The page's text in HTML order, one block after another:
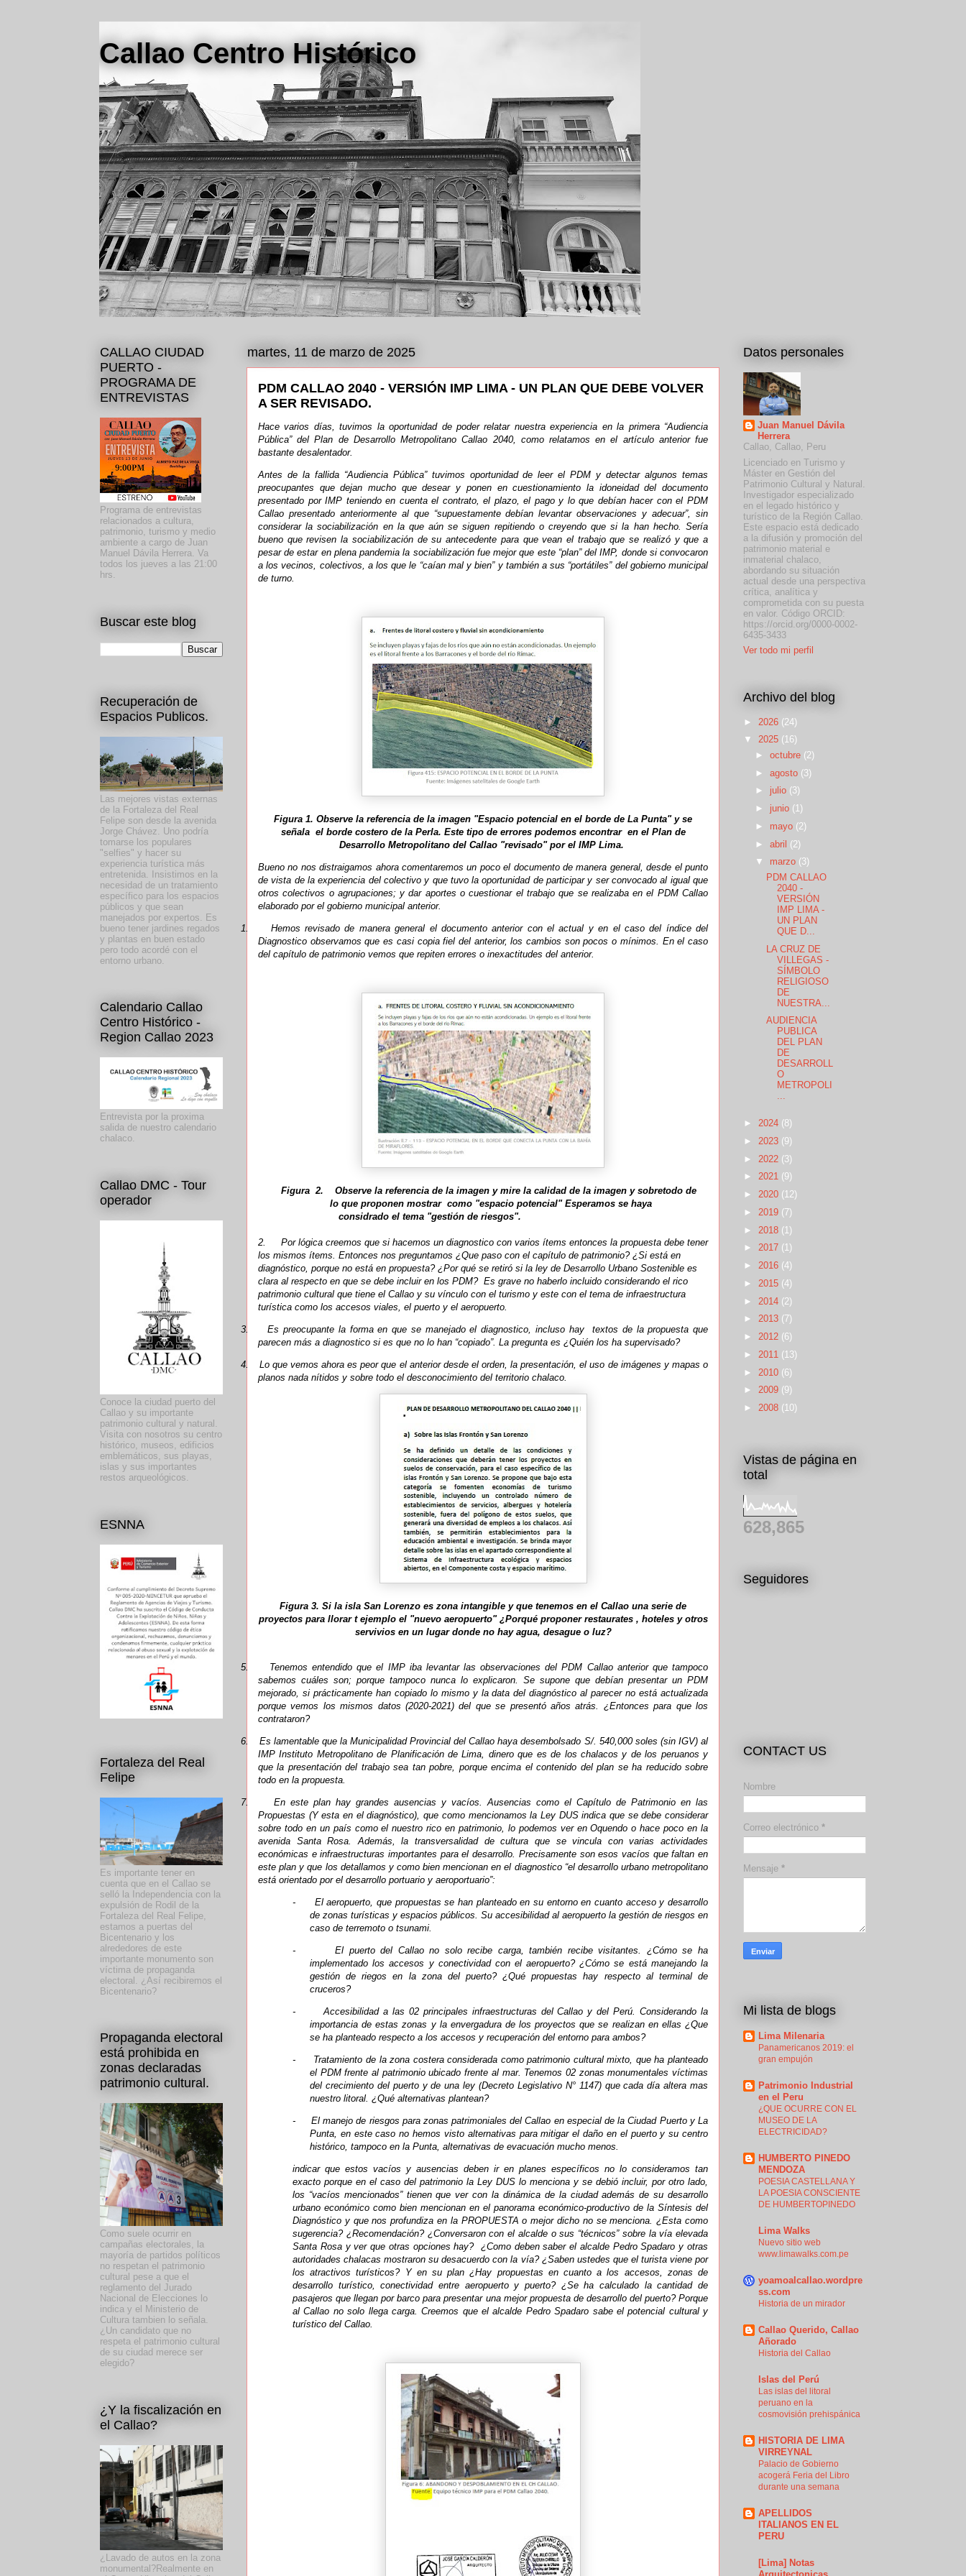
Callao Centro Histórico
martes, 11 de marzo de 2025
PDM CALLAO 2040 - VERSIÓN IMP LIMA - UN PLAN QUE DEBE VOLVER
A SER REVISADO.
Hace varios días, tuvimos la oportunidad de poder relatar nuestra experiencia en la primera “Audiencia
Pública” del Plan de Desarrollo Metropolitano Callao 2040, como relatamos en el artículo anterior fue
bastante desalentador.
Antes de la fallida “Audiencia Pública” tuvimos oportunidad de leer el PDM y detectar algunos temas
preocupantes que dejan mucho que desear y ponen en cuestionamiento la idoneidad del documento
presentado por IMP teniendo en cuenta el contrato, el plazo, el pago y lo que debían hacer con el PDM
Callao presentado anteriormente al que “supuestamente debían levantar observaciones y adecuar”, sin
considerar la sociabilización en la que aún se siguen repitiendo o creyendo que si la han hecho. Sería
bueno que revisen la sociabilización de su antecedente para que vean el trabajo que se realizó y que a
pesar de estar en plena pandemia la sociabilización fue mejor que este “plan” del IMP, donde si convocaron
a los vecinos, colectivos, a los que le “caían mal y bien” y también a sus “portátiles” del gobierno municipal
de turno.
Figura 1. Observe la referencia de la imagen "Espacio potencial en el borde de La Punta" y se
señala el borde costero de la Perla. Este tipo de errores podemos encontrar en el Plan de
Desarrollo Metropolitano del Callao "revisado" por el IMP Lima.
Bueno no nos distraigamos ahora comentaremos un poco el documento de manera general, desde el punto
de vista de la experiencia del colectivo y que tuvo la oportunidad de participar y ser convocado al igual que
otros colectivos o agrupaciones; y dar aportes o cuestionar el trabajo que se realizaba en el PDM Callao
elaborado por el gobierno municipal anterior.
1.
Hemos revisado de manera general el documento anterior con el actual y en el caso del índice del
Diagnostico observamos que es casi copia fiel del anterior, los cambios son pocos o mínimos. En el caso
del capítulo de patrimonio vemos que repiten errores o inexactitudes del anterior.
Figura 2.
Observe la referencia de la imagen y mire la calidad de la imagen y sobretodo de
lo que proponen mostrar como "espacio potencial" Esperamos se haya
considrado el tema "gestión de riesgos".
2.
Por lógica creemos que si hacemos un diagnostico con varios ítems entonces la propuesta debe tener
los mismos ítems. Entonces nos preguntamos ¿Que paso con el capítulo de patrimonio? ¿Si está en
diagnóstico, porque no está en propuesta? ¿Por qué se retiró si la ley de Desarrollo Urbano Sostenible es
clara al respecto en que se debe incluir en los PDM? Es grave no haberlo incluido considerando el rico
patrimonio cultural que tiene el Callao y su vínculo con el turismo y este con el tema de infraestructura
turística como los accesos viales, el puerto y el aeropuerto.
3. Es preocupante la forma en que se manejado el diagnostico, incluso hay
textos de la propuesta que
parecen más a diagnostico si es que no lo han “copiado”. La pregunta es ¿Quién los ha supervisado?
4.
Lo que vemos ahora es peor que el anterior desde el orden, la presentación, el uso de imágenes y mapas o
planos nada nítidos y sobre todo el desconocimiento del territorio chalaco.
Figura 3. Si la isla San Lorenzo es zona intangible y que tenemos en el Callao una serie de
proyectos para llorar t ejemplo el "nuevo aeropuerto" ¿Porqué proponer restaurates , hoteles y otros
servivios en un lugar donde no hay agua, desague o luz?
5.
Tenemos entendido que el IMP iba levantar las observaciones del PDM Callao anterior que tampoco
sabemos cuáles son; porque tampoco nunca lo explicaron. Se supone que debían presentar un PDM
mejorado, si prácticamente han copiado lo mismo y la data del diagnóstico al parecer no está actualizada
porque vemos los mismos datos (2020-2021) del que se presentó años atrás. ¿Entonces para que los
contrataron?
6.
Es lamentable que la Municipalidad Provincial del Callao haya desembolsado S/. 540,000 soles (sin IGV) al
IMP Instituto Metropolitano de Planificación de Lima, dinero que es de los chalacos y de los peruanos y
que la presentación del trabajo sea tan pobre, porque encima el contenido del plan se ha reducido sobre
todo en la propuesta.
7.
En este plan hay grandes ausencias y vacíos. Ausencias como el Capítulo de Patrimonio en las
Propuestas (Y esta en el diagnóstico), que como mencionamos la Ley DUS indica que se debe considerar
sobre todo en un país como el nuestro rico en patrimonio, lo podemos ver en Oquendo o hace poco en la
avenida Santa Rosa. Además, la transversalidad de cultura que se vincula con varias actividades
económicas e infraestructuras importantes para el desarrollo. Precisamente son esos vacíos que faltan en
este plan y que los detallamos y como bien mencionan en el diagnostico “el desarrollo urbano metropolitano
está orientado por el desarrollo portuario y aeroportuario”:
-
El aeropuerto, que propuestas se han planteado en su entorno en cuanto acceso y desarrollo
de zonas turísticas y espacios públicos. Su accesibilidad al aeropuerto la gestión de riesgos en
caso de terremoto o tsunami.
-
El puerto del Callao no solo recibe carga, también recibe visitantes. ¿Cómo se ha
implementado los accesos y conectividad con el aeropuerto? ¿Cómo se está manejando la
gestión de riegos en la zona del puerto? ¿Qué propuestas hay respecto al terminal de
cruceros?
-
Accesibilidad a las 02 principales infraestructuras del Callao y del Perú. Considerando la
importancia de estas zonas y la envergadura de los proyectos que se realizan en ellas ¿Que
se ha planteado respecto a los accesos y recuperación del entorno para ambos?
-
Tratamiento de la zona costera considerada como patrimonio cultural mixto, que ha planteado
el PDM frente al patrimonio ubicado frente al mar. Tenemos 02 zonas monumentales víctimas
del crecimiento del puerto y de una ley (Decreto Legislativo N° 1147) que cada día altera mas
nuestro litoral. ¿Qué alternativas plantean?
-
El manejo de riesgos para zonas patrimoniales del Callao en especial de la Ciudad Puerto y La
Punta, en este caso no hemos visto alternativas para mitigar el daño en el puerto y su centro
histórico, tampoco en la Punta, alternativas de evacuación mucho menos.
indicar que estos vacíos y ausencias deben ir en planes específicos no lo consideramos tan
exacto porque en el caso del patrimonio la Ley DUS lo menciona y se debió incluir, por otro lado,
los “vacíos mencionados” tienen que ver con la dinámica de la ciudad además de su desarrollo
urbano económico como bien mencionan en el panorama económico-productivo de la Síntesis del
Diagnóstico y que nos profundiza en la PROPUESTA o mejor dicho no se menciona. ¿Esta como
sugerencia? ¿Recomendación? ¿Conversaron con el alcalde o sus “técnicos” sobre la vía elevada
Santa Rosa y ver que otras opciones hay?
¿Como deben saber el alcalde Pedro Spadaro y otras
autoridades chalacas mostraron su desacuerdo con la vía? ¿Saben ustedes que el turista viene por
los atractivos turísticos? Y en su plan ¿Hay propuestas en cuanto a los accesos, zonas de
desarrollo turístico, conectividad entre aeropuerto y puerto? ¿Se ha calculado la cantidad de
pasajeros que llegan por barco para presentar una mejor propuesta de desarrollo del puerto? Porque
al Callao no solo llega carga. Creemos que el alcalde Pedro Spadaro sabe el potencial cultural y
turístico del Callao.
CALLAO CIUDAD
PUERTO -
PROGRAMA DE
ENTREVISTAS
Programa de entrevistas
relacionados a cultura,
patrimonio, turismo y medio
ambiente a cargo de Juan
Manuel Dávila Herrera. Va
todos los jueves a las 21:00
hrs.
Buscar este blog
Recuperación de
Espacios Publicos.
Las mejores vistas externas
de la Fortaleza del Real
Felipe son desde la avenida
Jorge Chávez. Uno podría
tomarse los populares
"selfies" y hacer su
experiencia turística más
entretenida. Insistimos en la
necesidad de un tratamiento
específico para los espacios
públicos y que sean
manejados por expertos. Es
bueno tener jardines regados
y plantas en buen estado
pero todo acordé con el
entorno urbano.
Calendario Callao
Centro Histórico -
Region Callao 2023
Entrevista por la proxima
salida de nuestro calendario
chalaco.
Callao DMC - Tour
operador
Conoce la ciudad puerto del
Callao y su importante
patrimonio cultural y natural.
Visita con nosotros su centro
histórico, museos, edificios
emblemáticos, sus playas,
islas y sus importantes
restos arqueológicos.
ESNNA
Fortaleza del Real
Felipe
Es importante tener en
cuenta que en el Callao se
selló la Independencia con la
expulsión de Rodil de la
Fortaleza del Real Felipe,
estamos a puertas del
Bicentenario y los
alrededores de este
importante monumento son
víctima de propaganda
electoral. ¿Así recibiremos el
Bicentenario?
Propaganda electoral
está prohibida en
zonas declaradas
patrimonio cultural.
Como suele ocurrir en
campañas electorales, la
mayoría de partidos políticos
no respetan el patrimonio
cultural pese a que el
reglamento del Jurado
Nacional de Elecciones lo
indica y el Ministerio de
Cultura tambien lo señala.
¿Un candidato que no
respeta el patrimonio cultural
de su ciudad merece ser
elegido?
¿Y la fiscalización en
el Callao?
¿Lavado de autos en la zona
monumental?Realmente en
Datos personales
Juan Manuel Dávila
Herrera
Callao, Callao, Peru
Licenciado en Turismo y
Máster en Gestión del
Patrimonio Cultural y Natural.
Investigador especializado
en el legado histórico y
turístico de la Región Callao.
Este espacio está dedicado
a la difusión y promoción del
patrimonio material e
inmaterial chalaco,
abordando su situación
actual desde una perspectiva
crítica, analítica y
comprometida con su puesta
en valor. Código ORCID:
https://orcid.org/0000-0002-
6435-3433
Ver todo mi perfil
Archivo del blog
► 2026 (24)
▼ 2025 (16)
► octubre (2)
► agosto (3)
► julio (3)
► junio (1)
► mayo (2)
► abril (2)
▼ marzo (3)
PDM CALLAO
2040 -
VERSIÓN
IMP LIMA -
UN PLAN
QUE D...
LA CRUZ DE
VILLEGAS -
SÍMBOLO
RELIGIOSO
DE
NUESTRA...
AUDIENCIA
PUBLICA
DEL PLAN
DE
DESARROLL
O
METROPOLI
...
► 2024 (8)
► 2023 (9)
► 2022 (3)
► 2021 (9)
► 2020 (12)
► 2019 (7)
► 2018 (1)
► 2017 (1)
► 2016 (4)
► 2015 (4)
► 2014 (2)
► 2013 (7)
► 2012 (6)
► 2011 (13)
► 2010 (6)
► 2009 (9)
► 2008 (10)
Vistas de página en
total
628,865
Seguidores
CONTACT US
Nombre
Correo electrónico *
Mensaje *
Mi lista de blogs
Lima Milenaria
Panamericanos 2019: el
gran empujón
Patrimonio Industrial
en el Peru
¿QUE OCURRE CON EL
MUSEO DE LA
ELECTRICIDAD?
HUMBERTO PINEDO
MENDOZA
POESIA CASTELLANA Y
LA POESIA CONSCIENTE
DE HUMBERTOPINEDO
Lima Walks
Nuevo sitio web
www.limawalks.com.pe
yoamoalcallao.wordpre
ss.com
Historia de un mirador
Callao Querido, Callao
Añorado
Historia del Callao
Islas del Perú
Las islas del litoral
peruano en la
cosmovisión prehispánica
HISTORIA DE LIMA
VIRREYNAL
Palacio de Gobierno
acogerá Feria del Libro
durante una semana
APELLIDOS
ITALIANOS EN EL
PERU
[Lima] Notas